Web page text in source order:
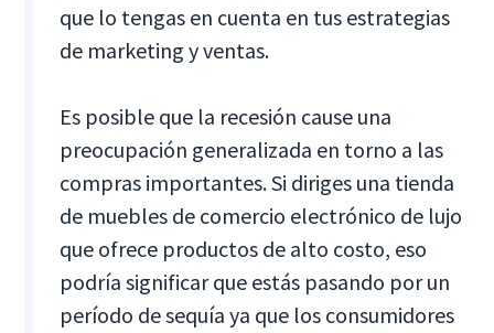
que lo tengas en cuenta en tus estrategias
de marketing y ventas.
Es posible que la recesión cause una
preocupación generalizada en torno a las
compras importantes. Si diriges una tienda
de muebles de comercio electrónico de lujo
que ofrece productos de alto costo, eso
podría significar que estás pasando por un
período de sequía ya que los consumidores